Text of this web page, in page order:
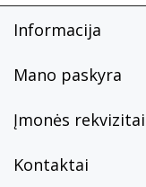
Informacija
Mano paskyra
Įmonės rekvizitai
Kontaktai